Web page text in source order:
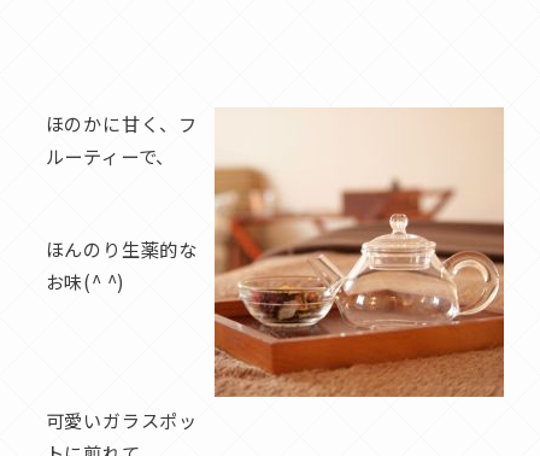
ほのかに甘く、フ
ルーティーで、
ほんのり生薬的な
お味(^ ^)
可愛いガラスポッ